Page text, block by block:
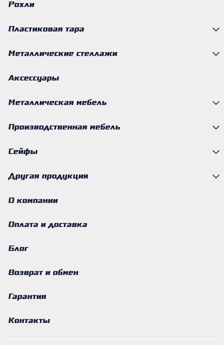
Рохли
Пластиковая тара
Металлические стеллажи
Аксессуары
Металлическая мебель
Производственная мебель
Сейфы
Другая продукция
О компании
Оплата и доставка
Блог
Возврат и обмен
Гарантия
Контакты